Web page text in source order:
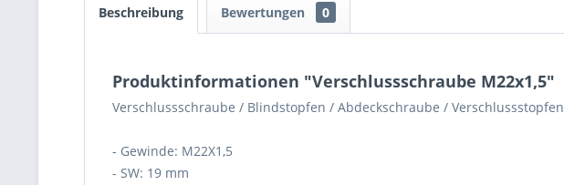
Beschreibung Bewertungen 0
Produktinformationen "Verschlussschraube M22x1,5"
Verschlussschraube / Blindstopfen / Abdeckschraube / Verschlussstopfen
- Gewinde: M22X1,5
- SW: 19 mm